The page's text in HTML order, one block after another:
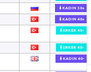
KADIN 50+
KADIN 40+
ERKEK 40-
ERKEK 40-
KADIN 40-